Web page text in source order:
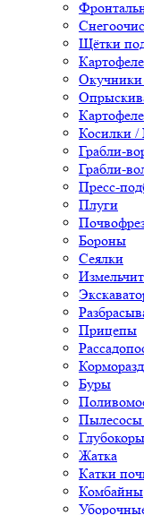
Щётки
Окучники
Косилки /
Грабли-
Грабли-
Пресс-
Плуги
Бороны
Сеялки
Прицепы
Буры
Пылесосы
Жатка
Катки
Комбайны